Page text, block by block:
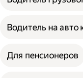
Водитель на авто
Для пенсионеров